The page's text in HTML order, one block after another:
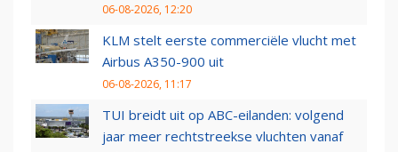
06-08-2026, 12:20
KLM stelt eerste commerciële vlucht met
Airbus A350-900 uit
06-08-2026, 11:17
TUI breidt uit op ABC-eilanden: volgend
jaar meer rechtstreekse vluchten vanaf